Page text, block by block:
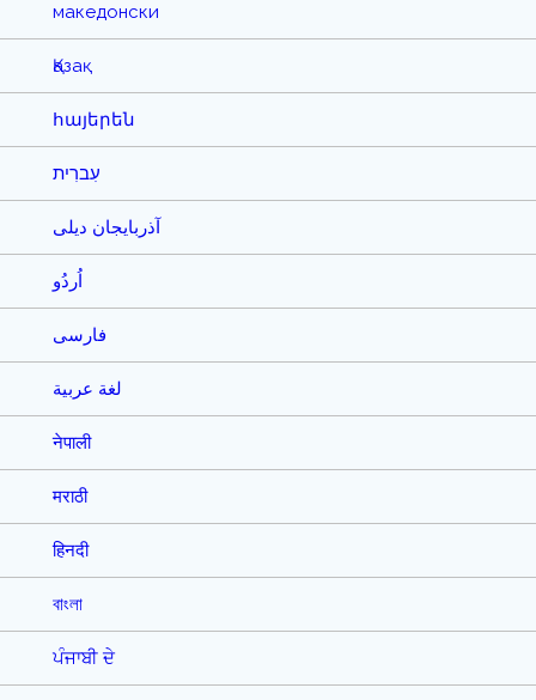
македонски
Қазақ
հայերեն
עִברִית
آذربایجان دیلی
اُردُو
فارسی
لغة عربية
नेपाली
मराठी
हिनदी
বাংলা
ਪੰਜਾਬੀ ਦੇ